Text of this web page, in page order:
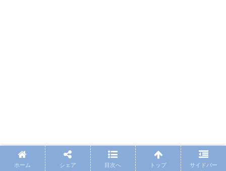
ホーム シェア 目次へ トップ サイドバー